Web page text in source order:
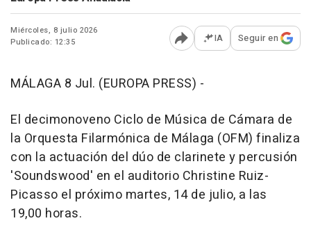
Miércoles, 8 julio 2026
Publicado: 12:35
Abrir opciones para
IA Seguir en
MÁLAGA 8 Jul. (EUROPA PRESS) -
El decimonoveno Ciclo de Música de Cámara de
la Orquesta Filarmónica de Málaga (OFM) finaliza
con la actuación del dúo de clarinete y percusión
'Soundswood' en el auditorio Christine Ruiz-
Picasso el próximo martes, 14 de julio, a las
19,00 horas.